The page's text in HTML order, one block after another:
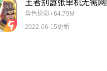
王者别嚣张单机无需
角色扮演 / 64.79M
2022-06-15更新